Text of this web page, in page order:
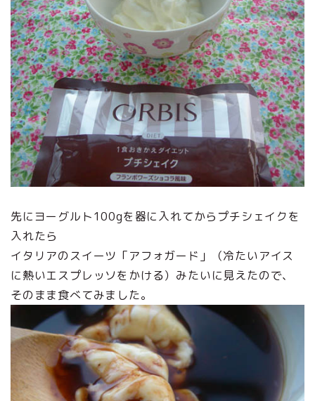
先にヨーグルト100gを器に入れてからプチシェイクを
入れたら
イタリアのスイーツ「アフォガード」（冷たいアイス
に熱いエスプレッソをかける）みたいに見えたので、
そのまま食べてみました。